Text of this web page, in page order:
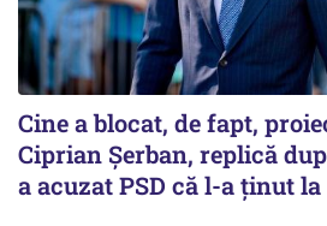
Cine a blocat, de fapt,
Ciprian Șerban, replică
a acuzat PSD că l-a ținut